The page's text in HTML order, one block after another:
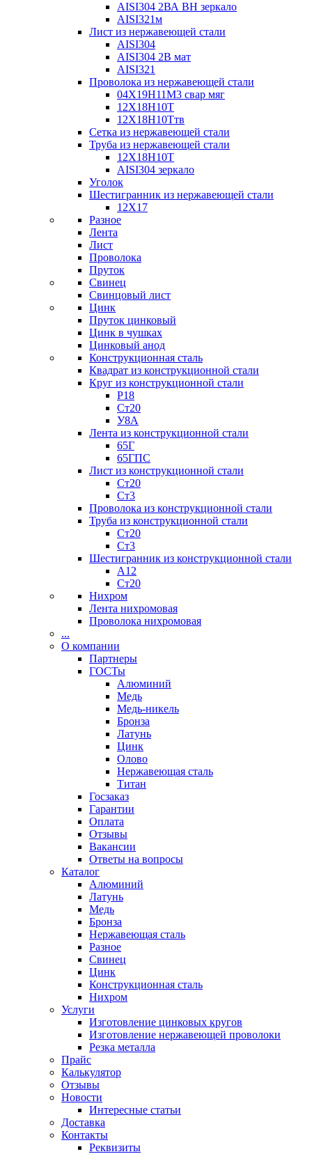
AISI304 2ВА ВН зеркало
AISI321м
Лист из нержавеющей стали
AISI304
AISI304 2В мат
AISI321
Проволока из нержавеющей стали
04Х19Н11М3 свар мяг
12Х18Н10Т
12Х18Н10Ттв
Сетка из нержавеющей стали
Труба из нержавеющей стали
12Х18Н10Т
AISI304 зеркало
Уголок
Шестигранник из нержавеющей стали
12Х17
Разное
Лента
Лист
Проволока
Пруток
Свинец
Свинцовый лист
Цинк
Пруток цинковый
Цинк в чушках
Цинковый анод
Конструкционная сталь
Квадрат из конструкционной стали
Круг из конструкционной стали
Р18
Ст20
У8А
Лента из конструкционной стали
65Г
65ГПС
Лист из конструкционной стали
Ст20
Ст3
Проволока из конструкционной стали
Труба из конструкционной стали
Ст20
Ст3
Шестигранник из конструкционной стали
А12
Ст20
Нихром
Лента нихромовая
Проволока нихромовая
...
О компании
Партнеры
ГОСТы
Алюминий
Медь
Медь-никель
Бронза
Латунь
Цинк
Олово
Нержавеющая сталь
Титан
Госзаказ
Гарантии
Оплата
Отзывы
Вакансии
Ответы на вопросы
Каталог
Алюминий
Латунь
Медь
Бронза
Нержавеющая сталь
Разное
Свинец
Цинк
Конструкционная сталь
Нихром
Услуги
Изготовление цинковых кругов
Изготовление нержавеющей проволоки
Резка металла
Прайс
Калькулятор
Отзывы
Новости
Интересные статьи
Доставка
Контакты
Реквизиты